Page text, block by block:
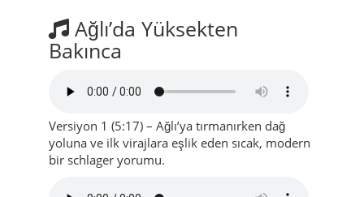
Versiyon 1 (5:17) – Ağlı’ya tırmanırken dağ
yoluna ve ilk virajlara eşlik eden sıcak, modern
Versiyon 2 (4:55) – biraz daha sıkı düzenlenmiş,
vadilere ve ormanlara yukarıdan bakarken